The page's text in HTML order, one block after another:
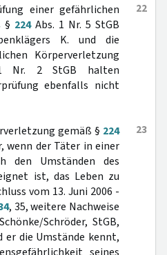
22
einer gefährlichen
§ 224Abs. 1 Nr. 5 StGB
K. und die
Körperverletzung
2 StGB halten
ebenfalls nicht
23
gemäß § 224
wenn der Täter in einer
den Umständen des
ist, das Leben zu
vom 13. Juni 2006 -
, 35, weitere Nachweise
Schröder, StGB,
er die Umstände kennt,